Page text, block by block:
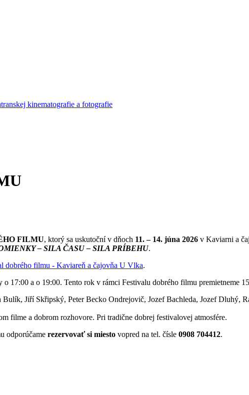
FILMU, ktorý sa uskutoční v dňoch 11. – 14. júna 2026 v Kaviarni a
– SILA ČASU – SILA PRÍBEHU.
dobrého filmu - Kaviareň a čajovňa U Vlka.
o 17:00 a o 19:00. Tento rok v rámci Festivalu dobrého filmu premietneme
Jiří Skřipský, Peter Becko Ondrejovič, Jozef Bachleda, Jozef Dluhý,
filme a dobrom rozhovore. Pri tradične dobrej festivalovej atmosfére.
odporúčame rezervovať si miesto vopred na tel. čísle 0908 704412.